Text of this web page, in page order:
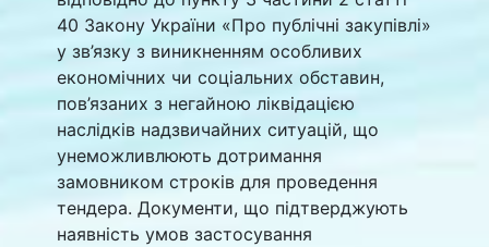
40 Закону України «Про публічні закупівлі»
у зв’язку з виникненням особливих
економічних чи соціальних обставин,
пов’язаних з негайною ліквідацією
наслідків надзвичайних ситуацій, що
унеможливлюють дотримання
замовником строків для проведення
тендера. Документи, що підтверджують
наявність умов застосування